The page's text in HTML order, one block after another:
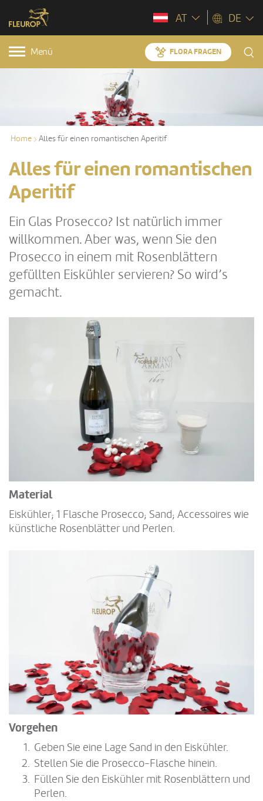
AT DE
Menü FLORA FRAGEN
Home Alles für einen romantischen Aperitif
Alles für einen romantischen
Aperitif
Ein Glas Prosecco? Ist natürlich immer
willkommen. Aber was, wenn Sie den
Prosecco in einem mit Rosenblättern
gefüllten Eiskühler servieren? So wird’s
gemacht.
Material
Eiskühler; 1 Flasche Prosecco; Sand; Accessoires wie
künstliche Rosenblätter und Perlen.
Vorgehen
Geben Sie eine Lage Sand in den Eiskühler.
Stellen Sie die Prosecco-Flasche hinein.
Füllen Sie den Eiskühler mit Rosenblättern und
Perlen.